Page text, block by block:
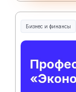
Бизнес и финансы